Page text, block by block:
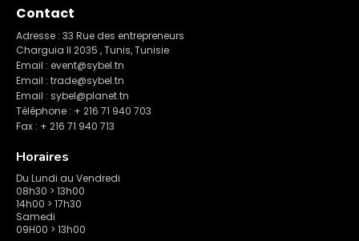
Contact
Adresse : 33 Rue des entrepreneurs
Charguia II 2035 , Tunis, Tunisie
Email : event@sybel.tn
Email : trade@sybel.tn
Email : sybel@planet.tn
Téléphone : + 216 71 940 703
Fax : + 216 71 940 713
Horaires
Du Lundi au Vendredi
08h30 > 13h00
14h00 > 17h30
Samedi
09H00 > 13h00